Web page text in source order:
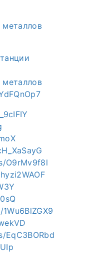
O9rMv9f8l